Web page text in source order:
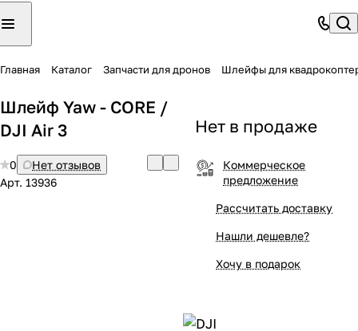
Главная Каталог Запчасти для дронов Шлейфы для
Шлейф Yaw - CORE /
DJI Air 3
0
Нет отзывов
Арт. 13936
Нет в продаже
Коммерческое
предложение
Рассчитать доставку
Нашли дешевле?
Хочу в подарок